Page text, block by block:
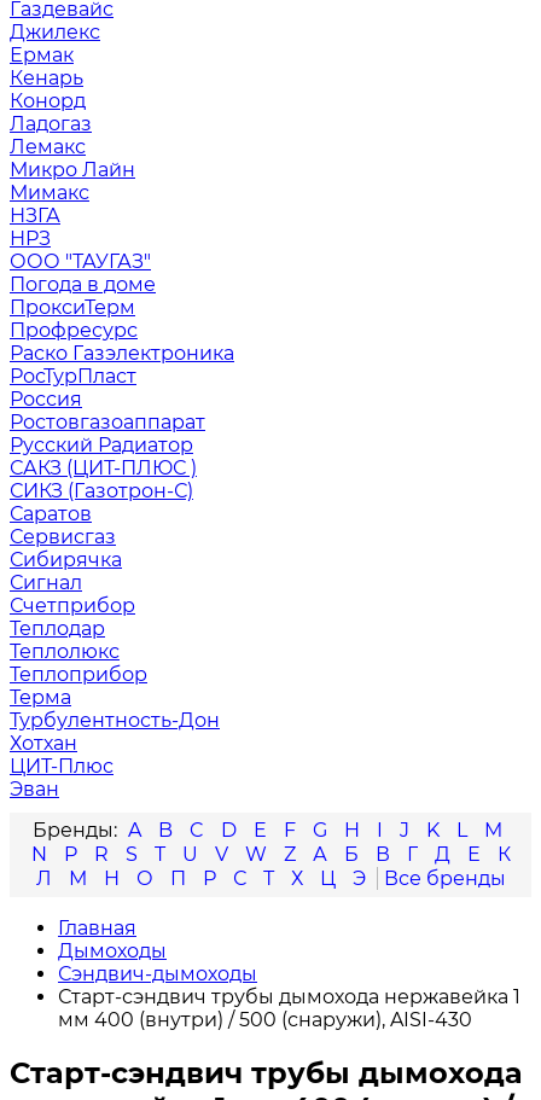
Газдевайс
Джилекс
Ермак
Кенарь
Конорд
Ладогаз
Лемакс
Микро Лайн
Мимакс
НЗГА
НРЗ
ООО "ТАУГАЗ"
Погода в доме
ПроксиТерм
Профресурс
Раско Газэлектроника
РосТурПласт
Россия
Ростовгазоаппарат
Русский Радиатор
САКЗ (ЦИТ-ПЛЮС )
СИКЗ (Газотрон-С)
Саратов
Сервисгаз
Сибирячка
Сигнал
Счетприбор
Теплодар
Теплолюкс
Теплоприбор
Терма
Турбулентность-Дон
Хотхан
ЦИТ-Плюс
Эван
A
B C D E F G H I J K L
M
N
P R S T U V W Z А Б В Г Д Е
К
Л
М Н О П Р С Т Х Ц Э
Главная
Дымоходы
Сэндвич-дымоходы
Старт-сэндвич трубы дымохода нержавейка 1
мм 400 (внутри) / 500 (снаружи), AISI-430
Старт-сэндвич трубы дымохода